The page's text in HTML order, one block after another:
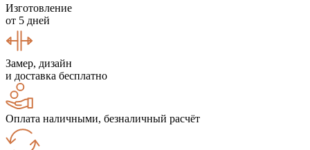
Изготовление
от 5 дней
Замер, дизайн
и доставка бесплатно
Оплата наличными, безналичный расчёт